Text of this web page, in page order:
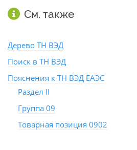
См. также
Дерево ТН ВЭД
Поиск в ТН ВЭД
Пояснения к ТН ВЭД ЕАЭС
Раздел II
Группа 09
Товарная позиция 0902